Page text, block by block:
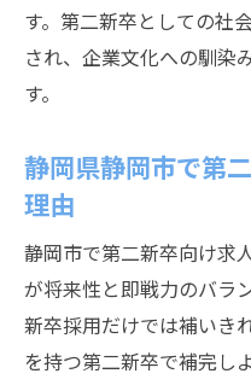
静岡市職員採
静岡市公務員
ト
静岡市の優良企業
優良企業が第
静岡市で第二
第二新卒が選ぶ
す。第二新卒としての社
され、企業文化への馴染
す。
静岡県静岡市で第
理由
静岡市で第二新卒向け求
が将来性と即戦力のバラ
新卒採用だけでは補いき
を持つ第二新卒で補完し